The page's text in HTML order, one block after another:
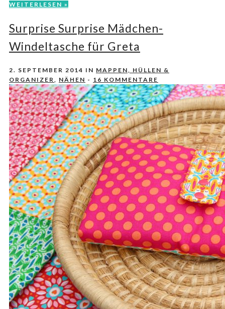
WEITERLESEN »
Surprise Surprise Mädchen-
Windeltasche für Greta
2. SEPTEMBER 2014 IN MAPPEN, HÜLLEN &
ORGANIZER
NÄHEN - 16 KOMMENTARE